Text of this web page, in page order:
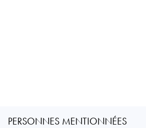
PERSONNES MENTIONNÉES